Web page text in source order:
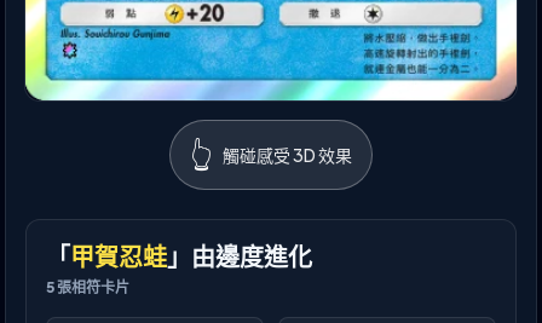
👆 觸碰感受 3D 效果
「甲賀忍蛙 」由邊度進化
5張相符卡片